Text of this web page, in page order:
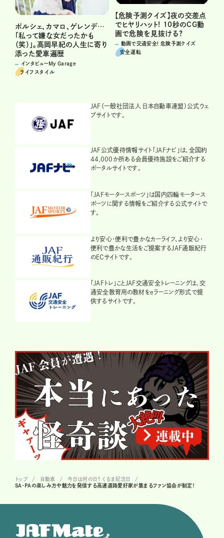
ポルシェ、カマロ、ゲレンデ…
「私って嫌な女だったかも
（笑）」。高岡早紀の人生に寄り
添った愛車遍歴
インタビューMy Garage
ライフスタイル
【危険予測クイズ】夜の交差点
でヒヤリハット! 10秒のCG動
画で危険を見抜ける?
動画で交通安全! 危険予測クイズ
安全運転
JAF（一般社団法人 日本自動車連盟）公式ウェ
ブサイトです。
JAF公式優待情報サイト「JAFナビ」は、全国約
44,000か所ある会員優待施設をご紹介する
ポータルサイトです。
「JAFモータースポーツ」は国内四輪モータース
ポーツに関する情報をご紹介する公式サイトで
す。
より安心・便利で豊かなカーライフ、より安心・
便利で豊かな生活をご提案するJAF通販紀行
のECサイトです。
「JAFトレ」ことJAF交通安全トレーニングは、交
通安全教育用の教材をeラーニング形式で提
供するサイトです。
トップ 自動車
今日は何の日？ くるま記念日
SA・PAの楽しみ方や魅力を発信する高速道路愛好家が集まるファン協会が制定！